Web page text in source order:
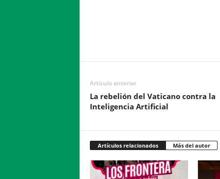
Artículo anterior
La rebelión del Vaticano contra la
Inteligencia Artificial
Artículos relacionados Más del autor